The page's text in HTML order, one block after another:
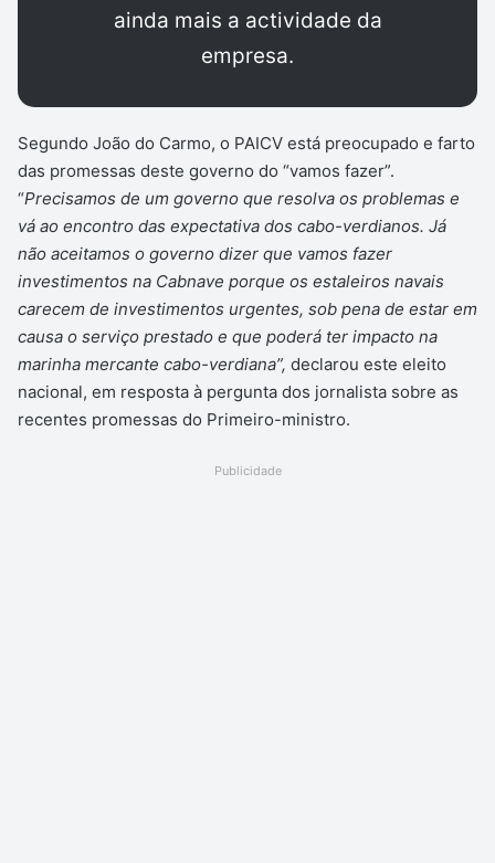
ainda mais a actividade da
empresa.
Segundo João do Carmo, o PAICV está preocupado e farto
das promessas deste governo do “vamos fazer”.
“Precisamos de um governo que resolva os problemas e
vá ao encontro das expectativa dos cabo-verdianos. Já
não aceitamos o governo dizer que vamos fazer
investimentos na Cabnave porque os estaleiros navais
carecem de investimentos urgentes, sob pena de estar em
causa o serviço prestado e que poderá ter impacto na
marinha mercante cabo-verdiana”, declarou este eleito
nacional, em resposta à pergunta dos jornalista sobre as
recentes promessas do Primeiro-ministro.
Publicidade